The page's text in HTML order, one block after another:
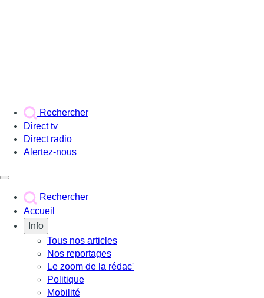
Rechercher
Direct tv
Direct radio
Alertez-nous
Rechercher
Accueil
Info
Tous nos articles
Nos reportages
Le zoom de la rédac'
Politique
Mobilité